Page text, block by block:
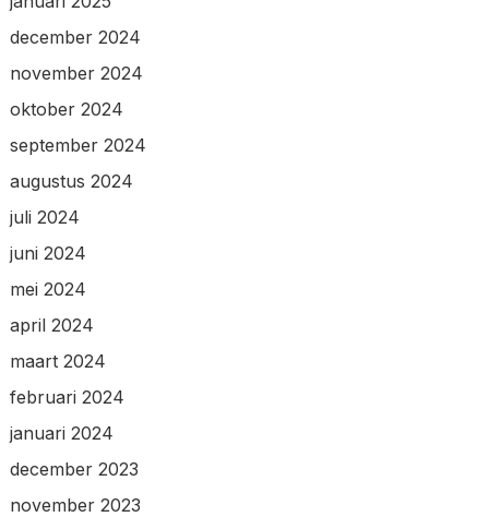
december 2024
november 2024
oktober 2024
september 2024
augustus 2024
juli 2024
juni 2024
mei 2024
april 2024
maart 2024
februari 2024
januari 2024
december 2023
november 2023